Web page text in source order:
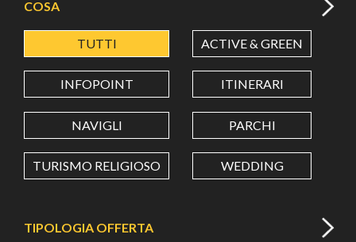
LATITUDINE
LONGITUDINE
Value in decimal degrees. Use dot (.) as decimal separator.
COSA
TUTTI ACTIVE & GREEN
INFOPOINT ITINERARI
NAVIGLI PARCHI
TURISMO RELIGIOSO WEDDING
TIPOLOGIA OFFERTA